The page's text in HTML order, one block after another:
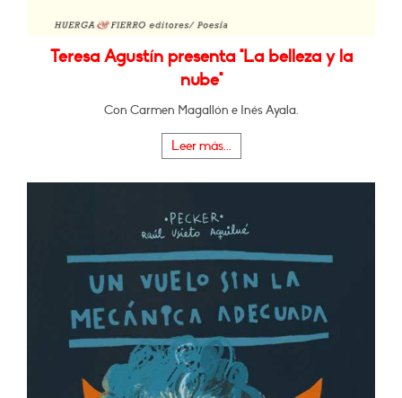
Teresa Agustín presenta "La belleza y la
nube"
Con Carmen Magallón e Inés Ayala.
Leer más...